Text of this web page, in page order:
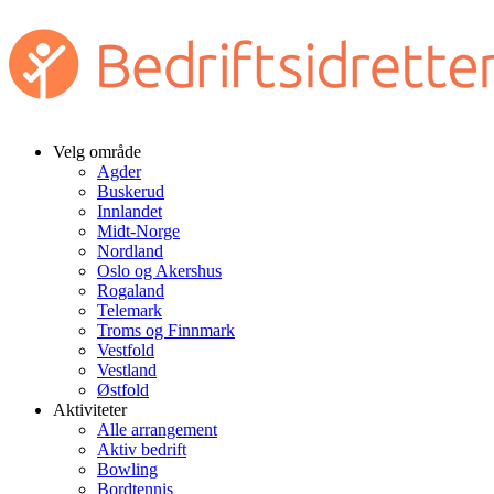
Velg område
Agder
Buskerud
Innlandet
Midt-Norge
Nordland
Oslo og Akershus
Rogaland
Telemark
Troms og Finnmark
Vestfold
Vestland
Østfold
Aktiviteter
Alle arrangement
Aktiv bedrift
Bowling
Bordtennis